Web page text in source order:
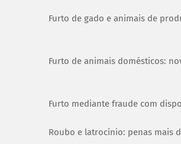
Furto de gado e animais de
Furto de animais domésticos:
Furto mediante fraude com
Roubo e latrocínio: penas mais